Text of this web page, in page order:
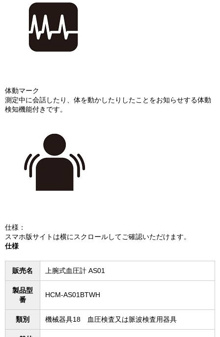
体動マーク
測定中に会話したり、体を動かしたりしたことをお知らせする体動
検知機能付きです。
仕様：
スマホ版サイトは横にスクロールしてご確認いただけます。
仕様
販売名 上腕式血圧計 AS01
製品型
番
HCM-AS01BTWH
類別 機械器具18 血圧検査又は脈波検査用器具